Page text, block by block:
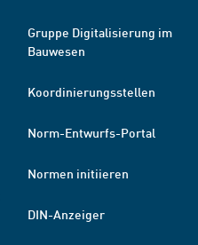
Gruppe Digitalisierung im
Bauwesen
Koordinierungsstellen
Norm-Entwurfs-Portal
Normen initiieren
DIN-Anzeiger